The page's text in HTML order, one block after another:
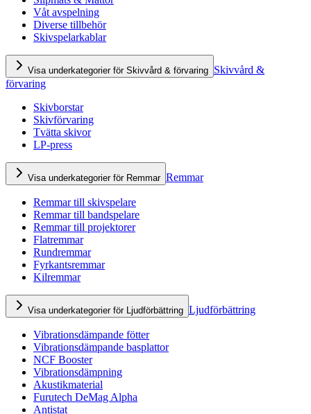
Våt avspelning
Diverse tillbehör
Skivspelarkablar
Visa underkategorier för Skivvård & förvaring Skivvård &
förvaring
Skivborstar
Skivförvaring
Tvätta skivor
LP-press
Visa underkategorier för Remmar Remmar
Remmar till skivspelare
Remmar till bandspelare
Remmar till projektorer
Flatremmar
Rundremmar
Fyrkantsremmar
Kilremmar
Visa underkategorier för Ljudförbättring Ljudförbättring
Vibrationsdämpande fötter
Vibrationsdämpande basplattor
NCF Booster
Vibrationsdämpning
Akustikmaterial
Furutech DeMag Alpha
Antistat